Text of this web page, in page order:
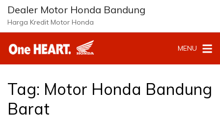
Langsung
konten
Dealer Motor Honda Bandung
Harga Kredit Motor Honda
MENU
Tag: Motor Honda Bandung
Barat